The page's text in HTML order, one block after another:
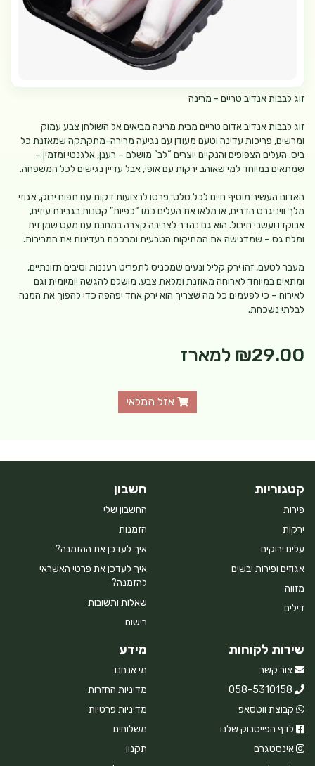
זוג לבבות אנדיב טריים - מרינה
זוג לבבות אנדיב אדום טריים מבית מרינה מביאים אל השולחן צבע עמוק
ומרשים, פריכות עדינה וטעם מעודן עם נגיעה מרירה-מתקתקה שמאזנת כל
ביס. העלים הצפופים והנקיים יוצרים “לב” מושלם – רענן, אלגנטי ומזמין –
שמתאים במיוחד למי שאוהב ירקות עם אופי, אבל עדיין נגישים לכל המשפחה.
האדום העשיר מוסיף חיים לכל סלט: פרסו לרצועות דקות עם תפוח ירוק, אגוזי
מלך וויניגרט הדרים, או מלאו את העלים כמו “כפיות” קטנות בגבינת עיזים,
אבוקדו ועשבי תיבול. הוא גם נהדר לצריבה קצרה במחבת עם מעט שמן זית
ומלח גס – שמדגישה את המתיקות הטבעית ומרככת בעדינות את המרירות.
מעבר לטעם, זהו ירק קליל ונעים שמכניס לתפריט רעננות וסיבים תזונתיים,
ומתאים במיוחד לארוחה מאוזנת ומלאת צבע. מושלם להגשה יומיומית וגם
לאירוח – כי לפעמים כל מה שצריך הוא ירק אחד יפהפה כדי להפוך את המנה
לבלתי נשכחת.
₪29.00 למארז
אזל המלאי
קטגוריות
פירות
ירקות
עלים ירוקים
אגוזים ופירות יבשים
מזווה
דילים
חשבון
החשבון שלי
הזמנות
איך לעדכן את ההזמנה?
איך לעדכן את פרטי האשראי
להזמנה?
שאלות ותשובות
רישום
שירות לקוחות
צור קשר
058-5310158
קבוצת ווטסאפ
לדף הפייסבוק שלנו
אינסטגרם
מידע
מי אנחנו
מדיניות החזרות
מדיניות פרטיות
משלוחים
תקנון